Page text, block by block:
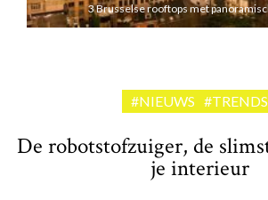
3 Brusselse rooftops met
#NIEUWS #TRENDS
De robotstofzuiger, de
je interieur